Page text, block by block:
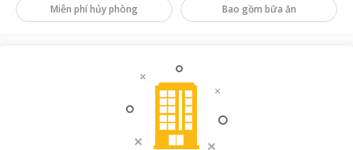
Miễn phí hủy phòng Bao gồm bữa ăn